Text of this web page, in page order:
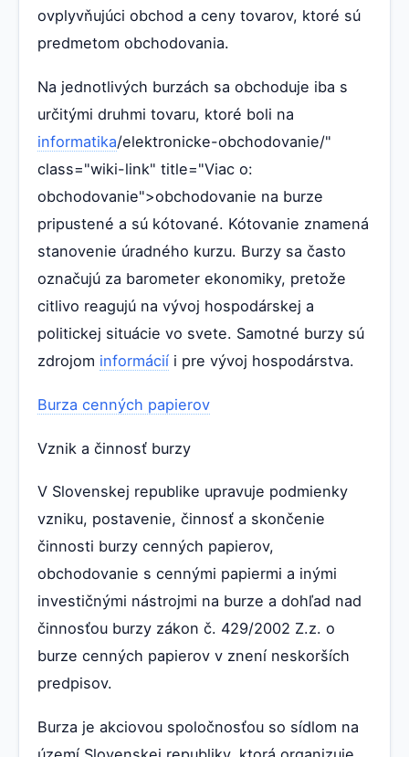
ovplyvňujúci obchod a ceny tovarov, ktoré sú
predmetom obchodovania.
Na jednotlivých burzách sa obchoduje iba s
určitými druhmi tovaru, ktoré boli na
informatika/elektronicke-obchodovanie/"
class="wiki-link" title="Viac o:
obchodovanie">obchodovanie na burze
pripustené a sú kótované. Kótovanie znamená
stanovenie úradného kurzu. Burzy sa často
označujú za barometer ekonomiky, pretože
citlivo reagujú na vývoj hospodárskej a
politickej situácie vo svete. Samotné burzy sú
zdrojom informácií i pre vývoj hospodárstva.
Burza cenných papierov
Vznik a činnosť burzy
V Slovenskej republike upravuje podmienky
vzniku, postavenie, činnosť a skončenie
činnosti burzy cenných papierov,
obchodovanie s cennými papiermi a inými
investičnými nástrojmi na burze a dohľad nad
činnosťou burzy zákon č. 429/2002 Z.z. o
burze cenných papierov v znení neskorších
predpisov.
Burza je akciovou spoločnosťou so sídlom na